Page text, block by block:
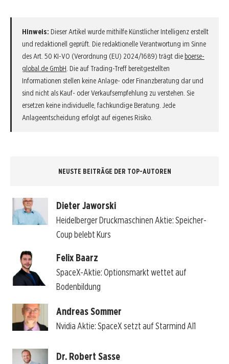
Hinweis: Dieser Artikel wurde mithilfe Künstlicher Intelligenz erstellt
und redaktionell geprüft. Die redaktionelle Verantwortung im Sinne
des Art. 50 KI-VO (Verordnung (EU) 2024/1689) trägt die boerse-
global.de GmbH . Die auf Trading-Treff bereitgestellten
Informationen stellen keine Anlage- oder Finanzberatung dar und
sind nicht als Kauf- oder Verkaufsempfehlung zu verstehen. Sie
ersetzen keine individuelle, fachkundige Beratung. Jede
Anlageentscheidung erfolgt auf eigenes Risiko.
NEUSTE BEITRÄGE DER TOP-AUTOREN
Dieter Jaworski
Heidelberger Druckmaschinen Aktie: Speicher-
Coup belebt Kurs
Felix Baarz
SpaceX-Aktie: Optionsmarkt wettet auf
Bodenbildung
Andreas Sommer
Nvidia Aktie: SpaceX setzt auf Starmind AI1
Dr. Robert Sasse